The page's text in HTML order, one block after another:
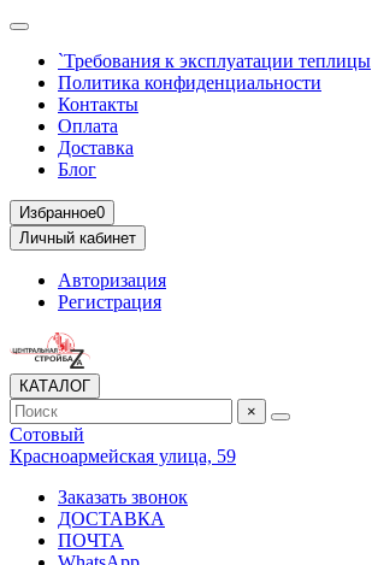
`Требования к эксплуатации теплицы
Политика конфиденциальности
Контакты
Оплата
Доставка
Блог
Избранное0
Личный кабинет
Авторизация
Регистрация
КАТАЛОГ
×
Сотовый
Красноармейская улица, 59
Заказать звонок
ДОСТАВКА
ПОЧТА